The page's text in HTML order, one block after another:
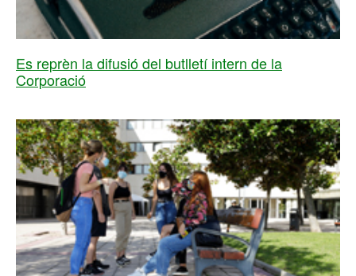
Es reprèn la difusió del butlletí intern de la
Corporació